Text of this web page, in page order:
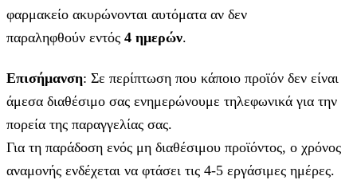
φαρμακείο ακυρώνονται αυτόματα αν δεν
παραληφθούν εντός 4 ημερών.
Επισήμανση: Σε περίπτωση που κάποιο προϊόν δεν είναι
άμεσα διαθέσιμο σας ενημερώνουμε τηλεφωνικά για την
πορεία της παραγγελίας σας.
Για τη παράδοση ενός μη διαθέσιμου προϊόντος, ο χρόνος
αναμονής ενδέχεται να φτάσει τις 4-5 εργάσιμες ημέρες.